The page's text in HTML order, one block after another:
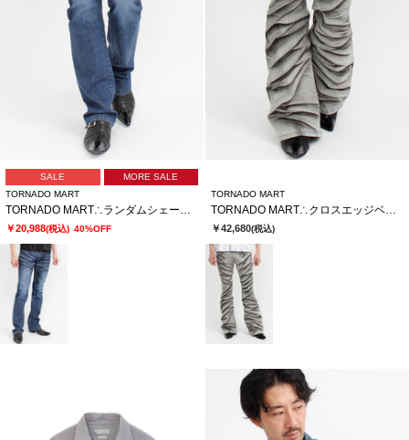
SALE
MORE SALE
TORNADO MART
TORNADO MART∴ランダムシェービングシューカットデニム
￥20,988(税込) 40%OFF
TORNADO MART
TORNADO MART∴クロスエッジベルボトム
￥42,680(税込)